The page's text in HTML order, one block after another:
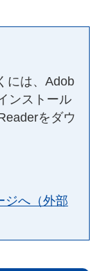
には、Adob
ンストール
をダウ
ジへ（外部